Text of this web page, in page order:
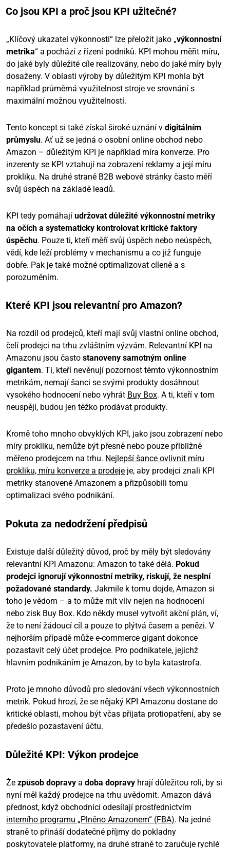
Co jsou KPI a proč jsou KPI užitečné?
„Klíčový ukazatel výkonnosti“ lze přeložit jako „výkonnostní
metrika“ a pochází z řízení podniků. KPI mohou měřit míru,
do jaké byly důležité cíle realizovány, nebo do jaké míry byly
dosaženy. V oblasti výroby by důležitým KPI mohla být
například průměrná využitelnost stroje ve srovnání s
maximální možnou využitelností.
Tento koncept si také získal široké uznání v digitálním
průmyslu. Ať už se jedná o osobní online obchod nebo
Amazon – důležitým KPI je například míra konverze. Pro
inzerenty se KPI vztahují na zobrazení reklamy a její míru
prokliku. Na druhé straně B2B webové stránky často měří
svůj úspěch na základě leadů.
KPI tedy pomáhají udržovat důležité výkonnostní metriky
na očích a systematicky kontrolovat kritické faktory
úspěchu. Pouze ti, kteří měří svůj úspěch nebo neúspěch,
vědí, kde leží problémy v mechanismu a co již funguje
dobře. Pak je také možné optimalizovat cíleně a s
porozuměním.
Které KPI jsou relevantní pro Amazon?
Na rozdíl od prodejců, kteří mají svůj vlastní online obchod,
čelí prodejci na trhu zvláštním výzvám. Relevantní KPI na
Amazonu jsou často stanoveny samotným online
gigantem. Ti, kteří nevěnují pozornost těmto výkonnostním
metrikám, nemají šanci se svými produkty dosáhnout
vysokého hodnocení nebo vyhrát Buy Box. A ti, kteří v tom
neuspějí, budou jen těžko prodávat produkty.
Kromě toho mnoho obvyklých KPI, jako jsou zobrazení nebo
míry prokliku, nemůže být přesně nebo pouze přibližně
měřeno prodejcem na trhu. Nejlepší šance ovlivnit míru
prokliku, míru konverze a prodeje je, aby prodejci znali KPI
metriky stanovené Amazonem a přizpůsobili tomu
optimalizaci svého podnikání.
Pokuta za nedodržení předpisů
Existuje další důležitý důvod, proč by měly být sledovány
relevantní KPI Amazonu: Amazon to také dělá. Pokud
prodejci ignorují výkonnostní metriky, riskují, že nesplní
požadované standardy. Jakmile k tomu dojde, Amazon si
toho je vědom – a to může mít vliv nejen na hodnocení
nebo zisk Buy Box. Kdo někdy musel vytvořit akční plán, ví,
že to není žádoucí cíl a pouze to plýtvá časem a penězi. V
nejhorším případě může e-commerce gigant dokonce
pozastavit celý účet prodejce. Pro podnikatele, jejichž
hlavním podnikáním je Amazon, by to byla katastrofa.
Proto je mnoho důvodů pro sledování všech výkonnostních
metrik. Pokud hrozí, že se nějaký KPI Amazonu dostane do
kritické oblasti, mohou být včas přijata protiopatření, aby se
předešlo pozastavení účtu.
Důležité KPI: Výkon prodejce
Že způsob dopravy a doba dopravy hrají důležitou roli, by si
nyní měl každý prodejce na trhu uvědomit. Amazon dává
přednost, když obchodníci odesílají prostřednictvím
interního programu „Plněno Amazonem“ (FBA). Na jedné
straně to přináší dodatečné příjmy do pokladny
poskytovatele platformy, na druhé straně to zaručuje rychlé